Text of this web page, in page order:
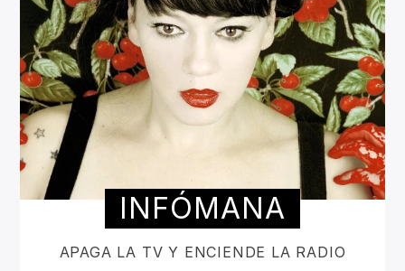
INFÓMANA
APAGA LA TV Y ENCIENDE LA RADIO